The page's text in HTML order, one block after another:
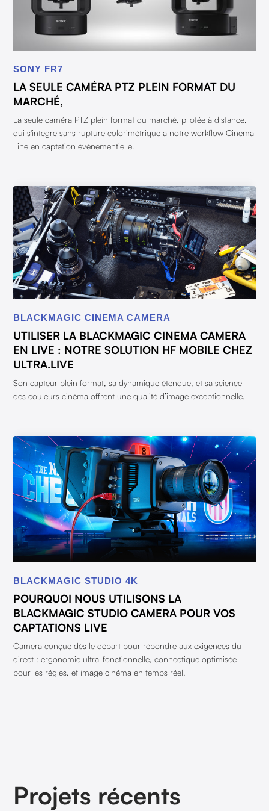
SONY FR7
LA SEULE CAMÉRA PTZ PLEIN FORMAT DU
MARCHÉ,
La seule caméra PTZ plein format du marché, pilotée à distance,
qui s'intègre sans rupture colorimétrique à notre workflow Cinema
Line en captation événementielle.
BLACKMAGIC CINEMA CAMERA
UTILISER LA BLACKMAGIC CINEMA CAMERA
EN LIVE : NOTRE SOLUTION HF MOBILE CHEZ
ULTRA.LIVE
Son capteur plein format, sa dynamique étendue, et sa science
des couleurs cinéma offrent une qualité d’image exceptionnelle.
BLACKMAGIC STUDIO 4K
POURQUOI NOUS UTILISONS LA
BLACKMAGIC STUDIO CAMERA POUR VOS
CAPTATIONS LIVE
Camera conçue dès le départ pour répondre aux exigences du
direct : ergonomie ultra-fonctionnelle, connectique optimisée
pour les régies, et image cinéma en temps réel.
Projets récents